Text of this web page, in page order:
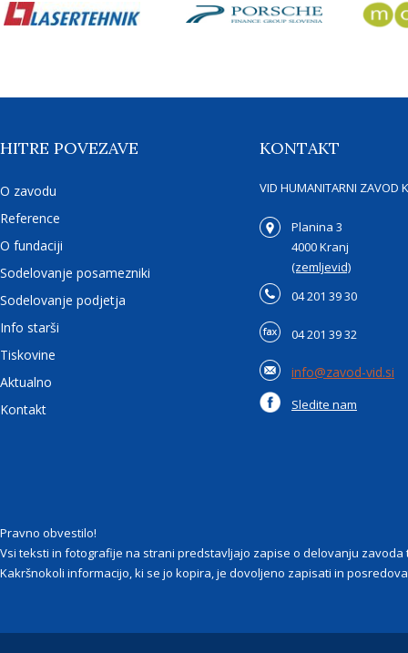
HITRE POVEZAVE KONTAKT
O zavodu
Reference
O fundaciji
Sodelovanje posamezniki
Sodelovanje podjetja
Info starši
Tiskovine
Aktualno
Kontakt
VID HUMANITARNI ZAVOD
Planina 3
4000 Kranj
(zemljevid)
04 201 39 30
04 201 39 32
info@zavod-vid.si
Sledite nam
Pravno obvestilo!
Vsi teksti in fotografije na strani predstavljajo zapise o delovanju
Kakršnokoli informacijo, ki se jo kopira, je dovoljeno zapisati in